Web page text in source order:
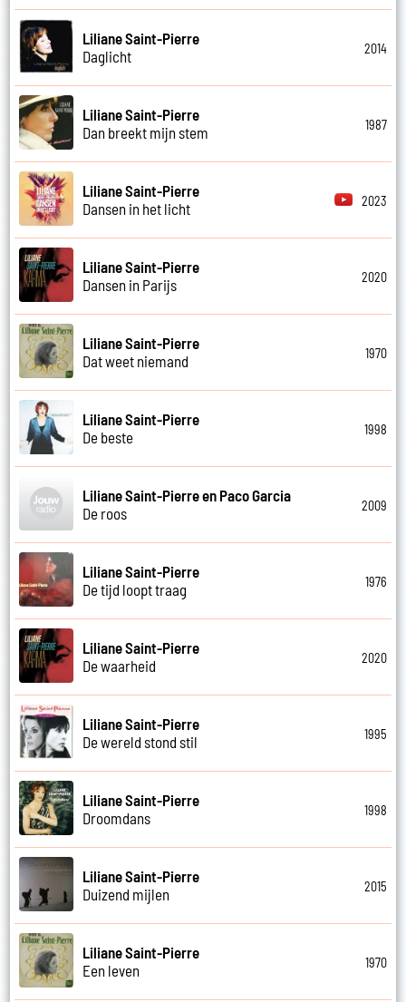
Liliane Saint-Pierre
Daglicht
2014
Liliane Saint-Pierre
Dan breekt mijn stem
1987
Liliane Saint-Pierre
Dansen in het licht
2023
Liliane Saint-Pierre
Dansen in Parijs
2020
Liliane Saint-Pierre
Dat weet niemand
1970
Liliane Saint-Pierre
De beste
1998
Liliane Saint-Pierre en Paco Garcia
De roos
2009
Liliane Saint-Pierre
De tijd loopt traag
1976
Liliane Saint-Pierre
De waarheid
2020
Liliane Saint-Pierre
De wereld stond stil
1995
Liliane Saint-Pierre
Droomdans
1998
Liliane Saint-Pierre
Duizend mijlen
2015
Liliane Saint-Pierre
Een leven
1970